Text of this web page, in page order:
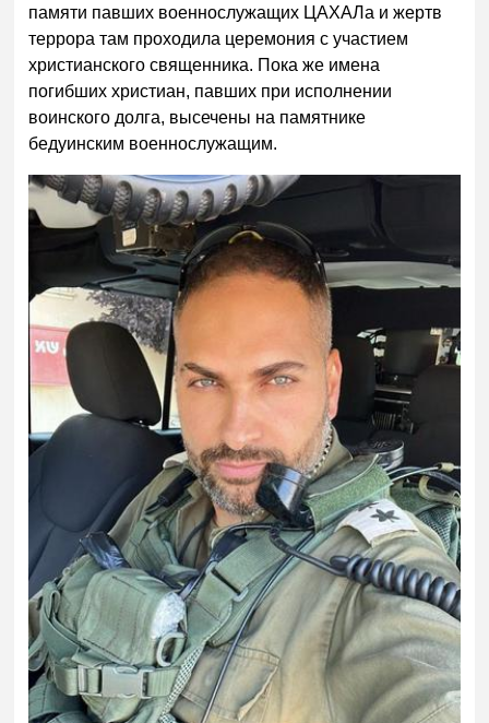
памяти павших военнослужащих ЦАХАЛа и жертв
террора там проходила церемония с участием
христианского священника. Пока же имена
погибших христиан, павших при исполнении
воинского долга, высечены на памятнике
бедуинским военнослужащим.